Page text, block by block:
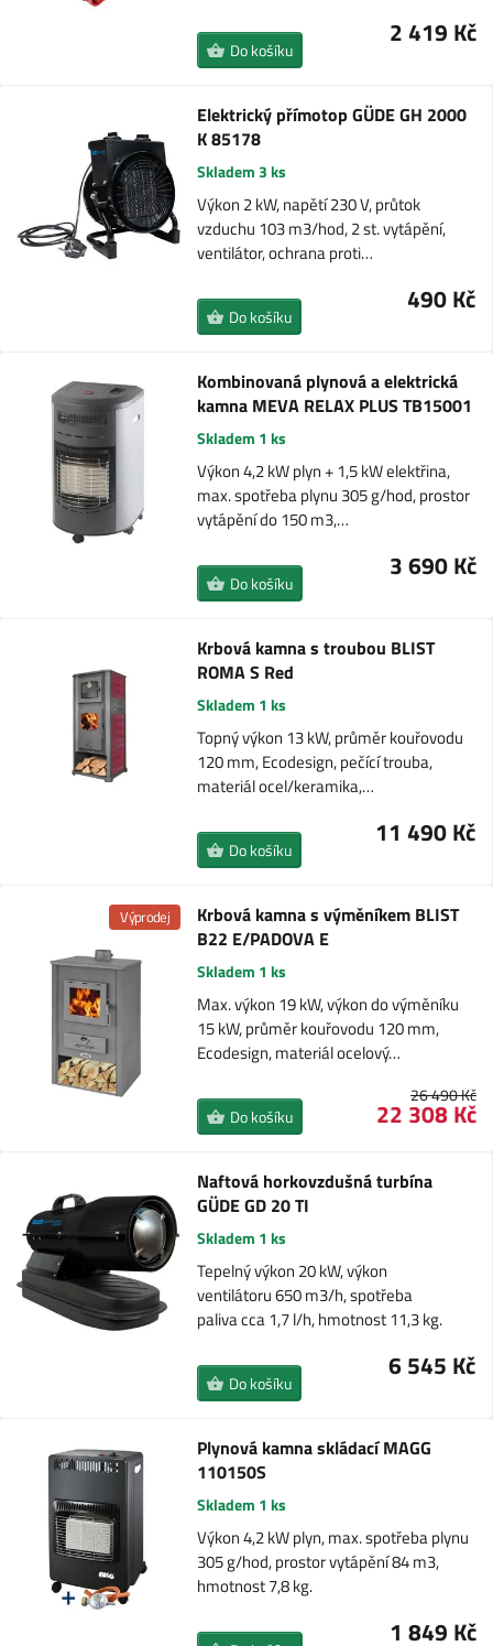
2 419 Kč
Do košíku
Elektrický přímotop GÜDE GH 2000
K 85178
Skladem 3 ks
Výkon 2 kW, napětí 230 V, průtok
vzduchu 103 m3/hod, 2 st. vytápění,
ventilátor, ochrana proti…
490 Kč
Do košíku
Kombinovaná plynová a elektrická
kamna MEVA RELAX PLUS TB15001
Skladem 1 ks
Výkon 4,2 kW plyn + 1,5 kW elektřina,
max. spotřeba plynu 305 g/hod, prostor
vytápění do 150 m3,…
3 690 Kč
Do košíku
Krbová kamna s troubou BLIST
ROMA S Red
Skladem 1 ks
Topný výkon 13 kW, průměr kouřovodu
120 mm, Ecodesign, pečící trouba,
materiál ocel/keramika,…
11 490 Kč
Do košíku
Krbová kamna s výměníkem BLIST
B22 E/PADOVA E
Výprodej
Skladem 1 ks
Max. výkon 19 kW, výkon do výměníku
15 kW, průměr kouřovodu 120 mm,
Ecodesign, materiál ocelový…
26 490 Kč
22 308 Kč
Do košíku
Naftová horkovzdušná turbína
GÜDE GD 20 TI
Skladem 1 ks
Tepelný výkon 20 kW, výkon
ventilátoru 650 m3/h, spotřeba
paliva cca 1,7 l/h, hmotnost 11,3 kg.
6 545 Kč
Do košíku
Plynová kamna skládací MAGG
110150S
Skladem 1 ks
Výkon 4,2 kW plyn, max. spotřeba plynu
305 g/hod, prostor vytápění 84 m3,
hmotnost 7,8 kg.
1 849 Kč